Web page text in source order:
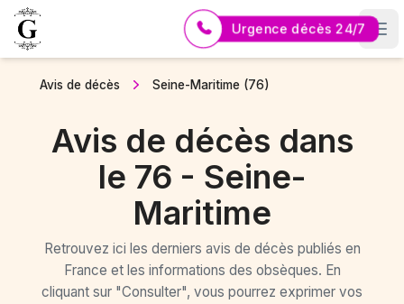
Logo Pompes Funèbres GUERIN
Urgence décès 24/7
Avis de décès Seine-Maritime (76)
Avis de décès dans
le 76 - Seine-
Maritime
Retrouvez ici les derniers avis de décès publiés en
France et les informations des obsèques. En
cliquant sur "Consulter", vous pourrez exprimer vos